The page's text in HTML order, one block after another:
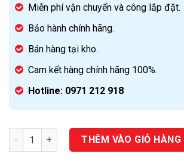
Miễn phí vận chuyển và công lắp đặt.
Bảo hành chính hãng.
Bán hàng tại kho.
Cam kết hàng chính hãng 100%.
Hotline: 0971 212 918
Số lượng THÊM VÀO GIỎ HÀNG